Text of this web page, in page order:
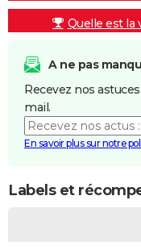
Quelle est la
A ne pas
Recevez nos
mail.
En savoir plus sur notre
Labels et